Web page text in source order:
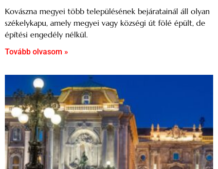
Kovászna megyei több településének bejáratainál áll olyan
székelykapu, amely megyei vagy községi út fölé épült, de
építési engedély nélkül.
Tovább olvasom »